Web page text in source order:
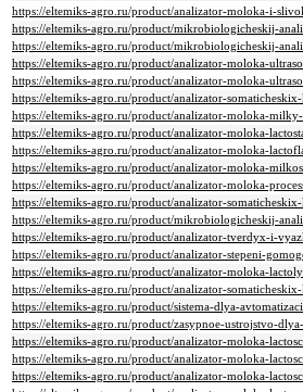
https://eltemiks-agro.ru/product/analizator-moloka-i-
https://eltemiks-agro.ru/product/mikrobiologicheskij-
https://eltemiks-agro.ru/product/mikrobiologicheskij-
https://eltemiks-agro.ru/product/analizator-moloka-
https://eltemiks-agro.ru/product/analizator-moloka-
https://eltemiks-agro.ru/product/analizator-
https://eltemiks-agro.ru/product/analizator-moloka-
https://eltemiks-agro.ru/product/analizator-moloka-
https://eltemiks-agro.ru/product/analizator-moloka-
https://eltemiks-agro.ru/product/analizator-moloka-
https://eltemiks-agro.ru/product/analizator-moloka-
https://eltemiks-agro.ru/product/analizator-
https://eltemiks-agro.ru/product/mikrobiologicheskij-
https://eltemiks-agro.ru/product/analizator-tverdyx-i-
https://eltemiks-agro.ru/product/analizator-stepeni-
https://eltemiks-agro.ru/product/analizator-moloka-
https://eltemiks-agro.ru/product/analizator-
https://eltemiks-agro.ru/product/sistema-dlya-
https://eltemiks-agro.ru/product/zasypnoe-ustrojstvo-
https://eltemiks-agro.ru/product/analizator-moloka-
https://eltemiks-agro.ru/product/analizator-moloka-
https://eltemiks-agro.ru/product/analizator-moloka-